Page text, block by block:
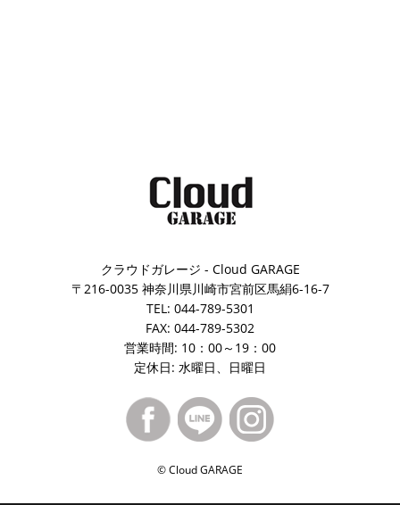
クラウドガレージ - Cloud GARAGE
〒216-0035 神奈川県川崎市宮前区馬絹6-16-7
TEL: 044-789-5301
FAX: 044-789-5302
営業時間: 10：00～19：00
定休日: 水曜日、日曜日
© Cloud GARAGE